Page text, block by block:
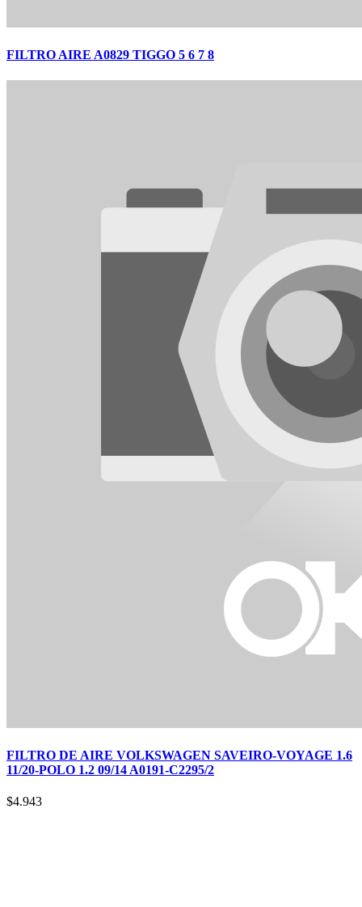
FILTRO AIRE A0829 TIGGO 5 6 7 8
FILTRO DE AIRE VOLKSWAGEN SAVEIRO-VOYAGE 1.6
11/20-POLO 1.2 09/14 A0191-C2295/2
$4.943